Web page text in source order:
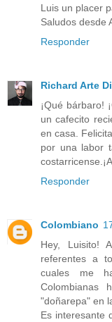
Luis un placer
Saludos desde
Responder
Richard Arte
¡Qué bárbaro!
un cafecito
en casa.
por una labor
Responder
Colombiano
Hey, Luisito!
referentes a
cuales me
"doñarepa" en
Es interesante